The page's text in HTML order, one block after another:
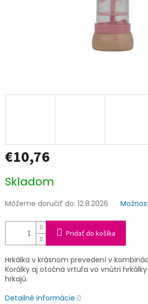
€10,76
cena:
Skladom
Môžeme doručiť do: 12.8.2026
Pridať do košíka
Hrkálka v krásnom prevedení v
Korálky aj otočná vrtuľa vo vnútri
hrkajú.
Detailné informácie